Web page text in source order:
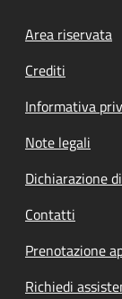
Footer
Area riservata
Crediti
Informativa
Note legali
Dichiarazione
Contatti
Prenotazione
Richiedi